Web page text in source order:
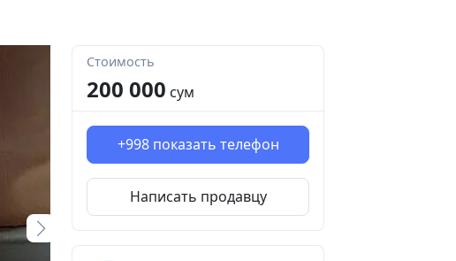
Стоимость
200 000 сум
+998 показать телефон
Написать продавцу